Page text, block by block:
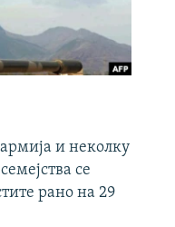
и неколку
се
рано на 29